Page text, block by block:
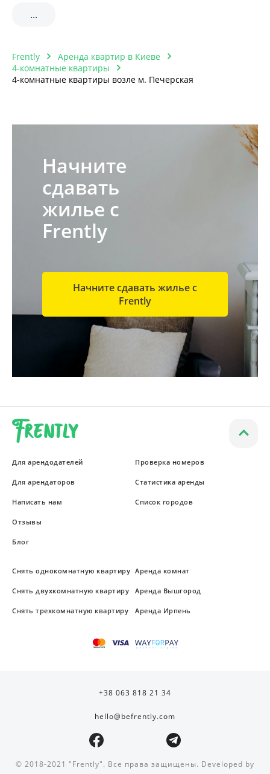
...
Frently
Аренда квартир в Киеве
4-комнатные квартиры
4-комнатные квартиры возле м. Печерская
Начните
сдавать
жилье с
Frently
Начните сдавать жилье с
Frently
Для арендодателей
Для арендаторов
Написать нам
Отзывы
Блог
Проверка номеров
Статистика аренды
Список городов
Снять однокомнатную квартиру
Снять двухкомнатную квартиру
Снять трехкомнатную квартиру
Аренда комнат
Аренда Вышгород
Аренда Ирпень
+38 063 818 21 34
hello@befrently.com
© 2018-2021 "Frently". Все права защищены. Developed by